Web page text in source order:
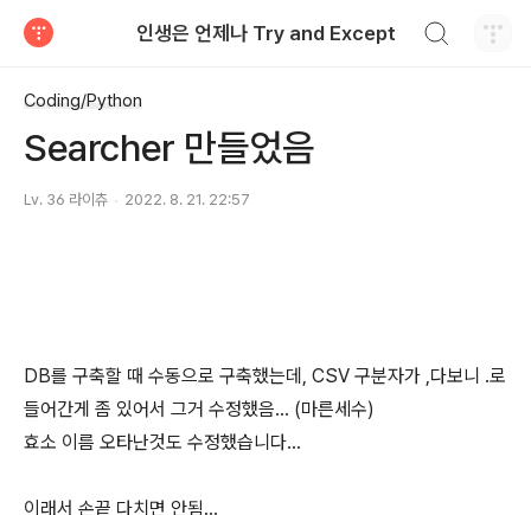
인생은 언제나 Try and Except
Coding/Python
Searcher 만들었음
Lv. 36 라이츄 2022. 8. 21. 22:57
DB를 구축할 때 수동으로 구축했는데, CSV 구분자가 ,다보니 .로
들어간게 좀 있어서 그거 수정했음... (마른세수)
효소 이름 오타난것도 수정했습니다...
이래서 손끝 다치면 안됨...